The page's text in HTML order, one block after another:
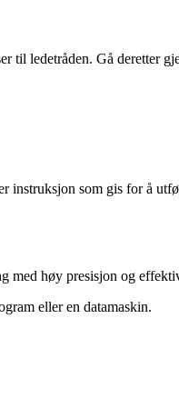
ledetråden. Gå deretter
som gis for å
med høy presisjon og
eller en datamaskin.